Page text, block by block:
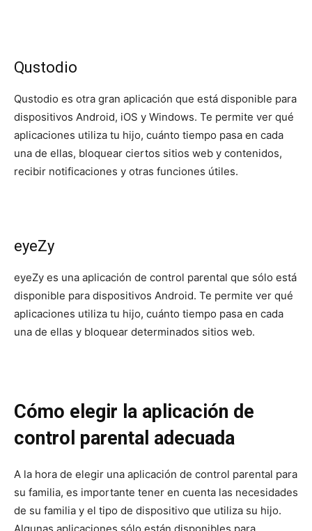
Qustodio
Qustodio es otra gran aplicación que está disponible para
dispositivos Android, iOS y Windows. Te permite ver qué
aplicaciones utiliza tu hijo, cuánto tiempo pasa en cada
una de ellas, bloquear ciertos sitios web y contenidos,
recibir notificaciones y otras funciones útiles.
eyeZy
eyeZy es una aplicación de control parental que sólo está
disponible para dispositivos Android. Te permite ver qué
aplicaciones utiliza tu hijo, cuánto tiempo pasa en cada
una de ellas y bloquear determinados sitios web.
Cómo elegir la aplicación de
control parental adecuada
A la hora de elegir una aplicación de control parental para
su familia, es importante tener en cuenta las necesidades
de su familia y el tipo de dispositivo que utiliza su hijo.
Algunas aplicaciones sólo están disponibles para